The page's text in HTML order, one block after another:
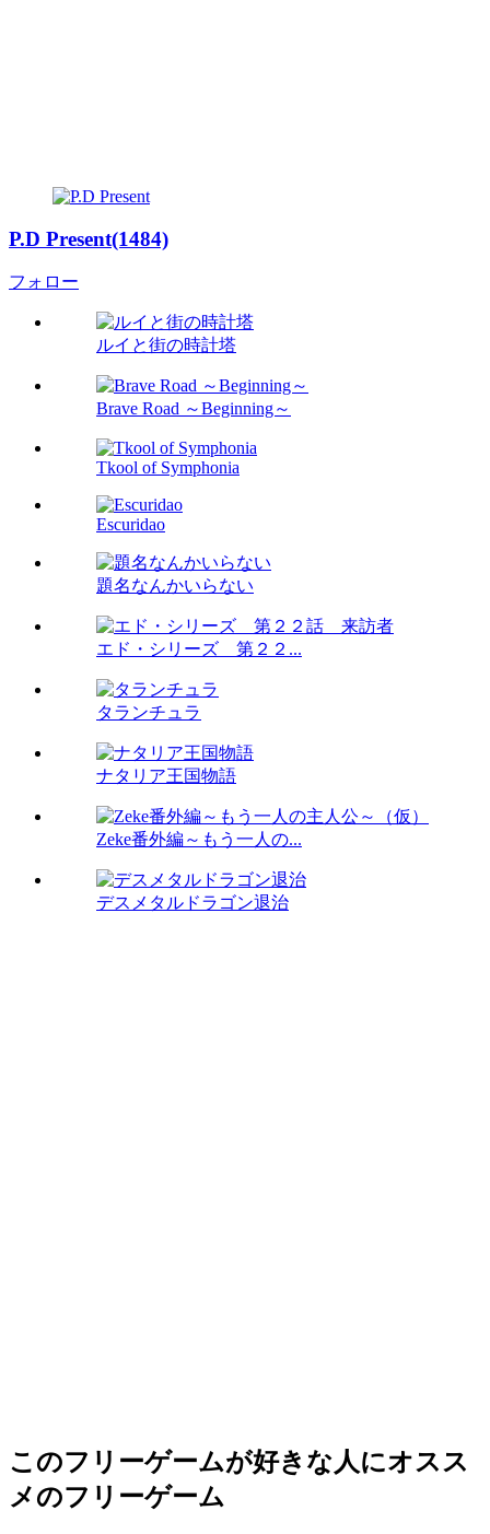
P.D Present(1484)
フォロー
ルイと街の時計塔
Brave Road ～Beginning～
Tkool of Symphonia
Escuridao
題名なんかいらない
エド・シリーズ 第２２...
タランチュラ
ナタリア王国物語
Zeke番外編～もう一人の...
デスメタルドラゴン退治
このフリーゲームが好きな人にオスス
メのフリーゲーム